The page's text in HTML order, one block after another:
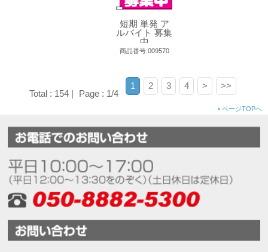
短期 単発 ア
ルバイト 募集
中
商品番号:009570
Total : 154 | Page : 1/4
1 2 3 4 > >>
• ページTOPへ